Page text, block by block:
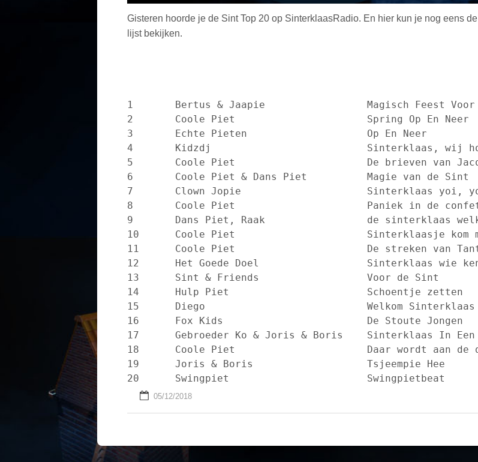
Gisteren hoorde je de Sint Top 20 op SinterklaasRadio. En hier kun je nog eens de
lijst bekijken.
1	Bertus & Jaapie			Magisch Feest Voor Sinterklaas
2	Coole Piet			Spring Op En Neer
3	Echte Pieten 			Op En Neer
4	Kidzdj				Sinterklaas, wij houden van u
5	Coole Piet			De brieven van Jacob
6	Coole Piet & Dans Piet		Magie van de Sint
7	Clown Jopie			Sinterklaas yoi, yoi, yo
8	Coole Piet			Paniek in de confettifabriek
9	Dans Piet, Raak			de sinterklaas welkomstdans
10	Coole Piet			Sinterklaasje kom maar binnen
11	Coole Piet			De streken van Tante Toets
12	Het Goede Doel			Sinterklaas wie kent hem niet
13	Sint & Friends 			Voor de Sint
14	Hulp Piet			Schoentje zetten
15	Diego				Welkom Sinterklaas
16	Fox Kids			De Stoute Jongen
17	Gebroeder Ko & Joris & Boris	Sinterklaas In Een Raket
18	Coole Piet			Daar wordt aan de deur geklopt
19	Joris & Boris			Tsjeempie Hee
20	Swingpiet			Swingpietbeat
05/12/2018